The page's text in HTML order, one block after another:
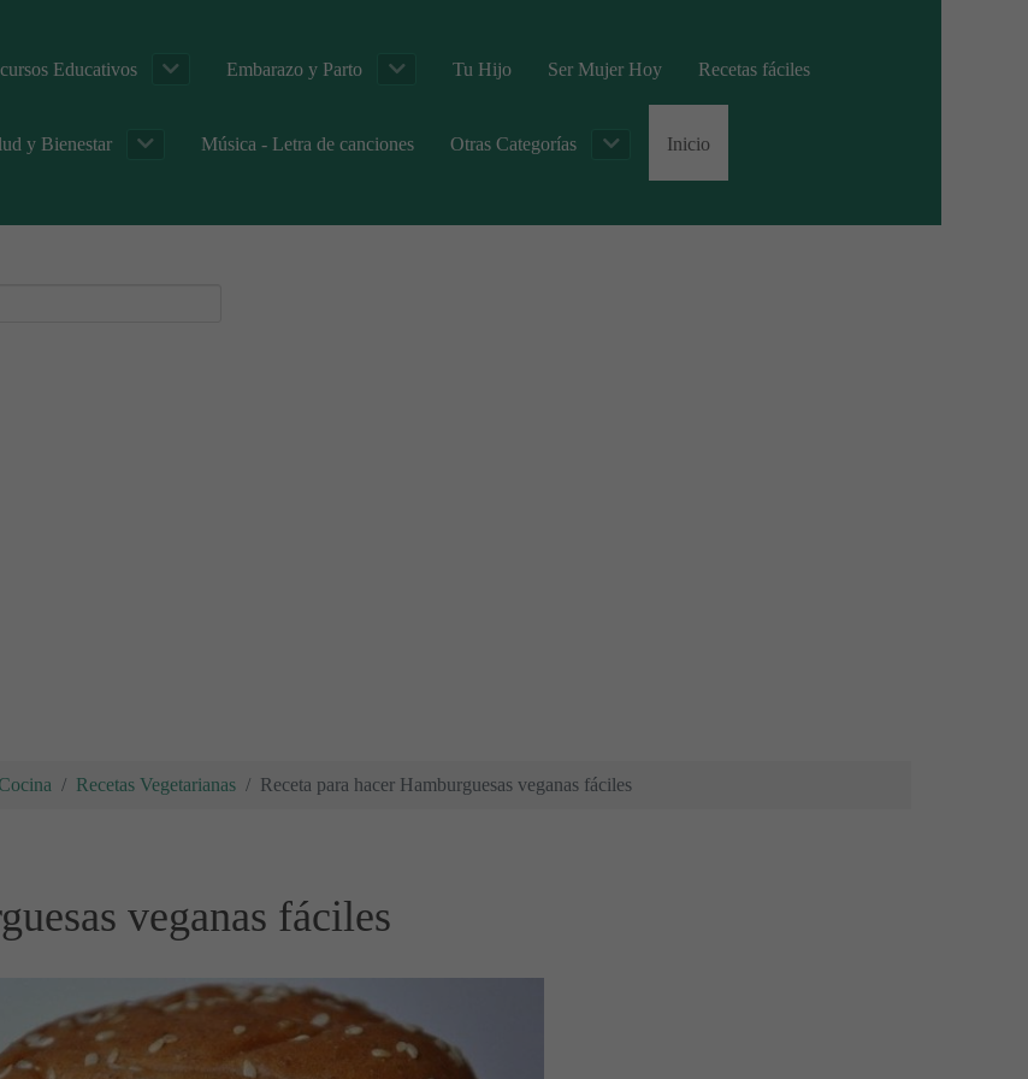
Educativos Embarazo y Parto Tu Hijo Ser Mujer Hoy Recetas fáciles
y Bienestar Música - Letra de canciones Otras Categorías Inicio
Recetas Vegetarianas Receta para hacer Hamburguesas veganas fáciles
veganas fáciles